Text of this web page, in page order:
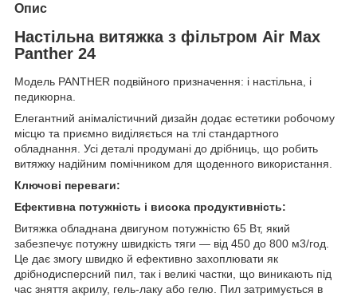
Опис
Настільна витяжка з фільтром Air Max
Panther 24
Модель PANTHER подвійного призначення: і настільна, і
педикюрна.
Елегантний анімалістичний дизайн додає естетики робочому
місцю та приємно виділяється на тлі стандартного
обладнання. Усі деталі продумані до дрібниць, що робить
витяжку надійним помічником для щоденного використання.
Ключові переваги:
Ефективна потужність і висока продуктивність:
Витяжка обладнана двигуном потужністю 65 Вт, який
забезпечує потужну швидкість тяги — від 450 до 800 м3/год.
Це дає змогу швидко й ефективно захоплювати як
дрібнодисперсний пил, так і великі частки, що виникають під
час зняття акрилу, гель-лаку або гелю. Пил затримується в